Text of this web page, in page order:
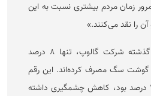
زمان مردم بیشتری نسبت به این
را نقد می‌کنند.»
بر اساس نظرسنجی سال گذشته شرکت گالوپ، تنها ۸ درصد
ماه گذشته گوشت سگ مصرف کرده‌اند. این رقم
نسبت به سال ۲۰۱۵ که ۲۷ درصد بود، کاهش چشمگیری داشته